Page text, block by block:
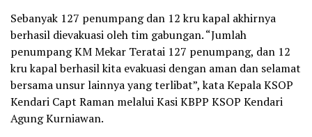
Sebanyak 127 penumpang dan 12 kru kapal akhirnya
berhasil dievakuasi oleh tim gabungan. “Jumlah
penumpang KM Mekar Teratai 127 penumpang, dan 12
kru kapal berhasil kita evakuasi dengan aman dan selamat
bersama unsur lainnya yang terlibat”, kata Kepala KSOP
Kendari Capt Raman melalui Kasi KBPP KSOP Kendari
Agung Kurniawan.